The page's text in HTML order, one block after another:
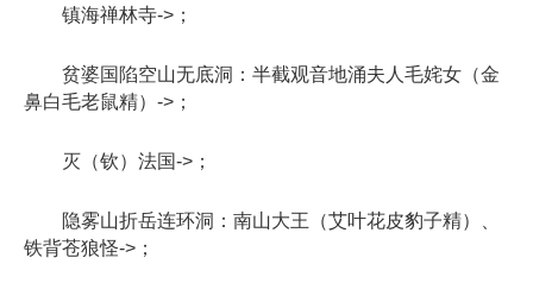
镇海禅林寺->；
贫婆国陷空山无底洞：半截观音地涌夫人毛姹女（金
鼻白毛老鼠精）->；
灭（钦）法国->；
隐雾山折岳连环洞：南山大王（艾叶花皮豹子精）、
铁背苍狼怪->；